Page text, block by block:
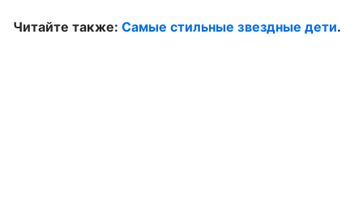
Читайте также: Самые стильные звездные дети.